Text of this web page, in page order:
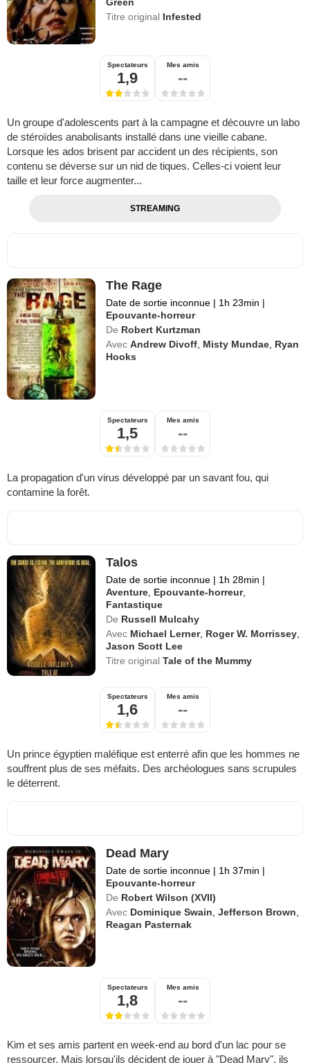
Green
Titre original Infested
Spectateurs
1,9
Mes amis
--
Un groupe d'adolescents part à la campagne et découvre un labo
de stéroïdes anabolisants installé dans une vieille cabane.
Lorsque les ados brisent par accident un des récipients, son
contenu se déverse sur un nid de tiques. Celles-ci voient leur
taille et leur force augmenter...
STREAMING
The Rage
Date de sortie inconnue | 1h 23min |
Epouvante-horreur
De Robert Kurtzman
Avec Andrew Divoff, Misty Mundae, Ryan
Hooks
Spectateurs
1,5
Mes amis
--
La propagation d'un virus développé par un savant fou, qui
contamine la forêt.
Talos
Date de sortie inconnue | 1h 28min |
Aventure Epouvante-horreur,
Fantastique
De Russell Mulcahy
Avec Michael Lerner, Roger W. Morrissey
Jason Scott Lee
Titre originalTale of the Mummy
Spectateurs
1,6
Mes amis
--
Un prince égyptien maléfique est enterré afin que les hommes ne
souffrent plus de ses méfaits. Des archéologues sans scrupules
le déterrent.
Dead Mary
Date de sortie inconnue | 1h 37min |
Epouvante-horreur
De Robert Wilson (XVII)
Avec Dominique Swain ,Jefferson Brown
Reagan Pasternak
Spectateurs
1,8
Mes amis
--
Kim et ses amis partent en week-end au bord d'un lac pour se
ressourcer. Mais lorsqu'ils décident de jouer à "Dead Mary", ils